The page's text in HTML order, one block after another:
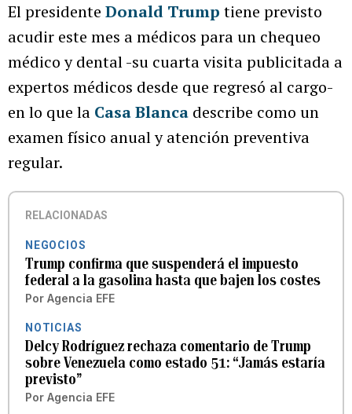
El presidente Donald Trump tiene previsto
acudir este mes a médicos para un chequeo
médico y dental -su cuarta visita publicitada a
expertos médicos desde que regresó al cargo-
en lo que la Casa Blanca describe como un
examen físico anual y atención preventiva
regular.
RELACIONADAS
NEGOCIOS
Trump confirma que suspenderá el impuesto
federal a la gasolina hasta que bajen los costes
Por Agencia EFE
NOTICIAS
Delcy Rodríguez rechaza comentario de Trump
sobre Venezuela como estado 51: “Jamás estaría
previsto”
Por Agencia EFE